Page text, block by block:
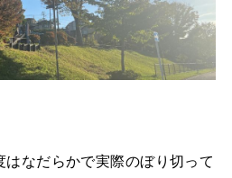
なだらかで実際のぼり切って